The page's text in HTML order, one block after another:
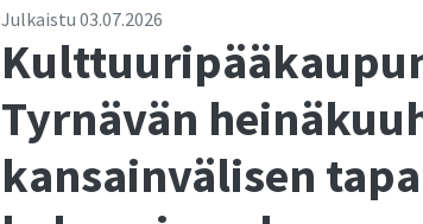
Julkaistu 03.07.2026
Tyrnävän
kansainvälisen